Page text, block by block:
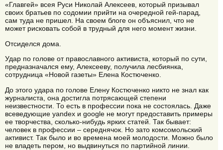
«Главгей» всея Руси Николай Алексеев, который призывал
своих братьев по содомии прийти на очередной гей-парад,
сам туда не пришел. На своем блоге он объяснил, что не
может рисковать собой в трудный для него момент жизни.
Отсиделся дома.
Удар по голове от православного активиста, который по сути,
предназначался ему, Алексееву, получила лесбиянка,
сотрудница «Новой газеты» Елена Костюченко.
До этого удара по голове Елену Костюченко никто не знал как
журналиста, она достигла потрясающей степени
неизвестности. То есть в профессии пока не состоялась. Даже
всеведующие yandex и google не могут предоставить примеры
ее творчества, сколько-нибудь ярких статей. Так бывает:
человек в профессии – середнячок. Но зато комсомольский
активист. Так было и во времена моей молодости. Можно было
не владеть пером, но выдвинуться по партийной линии.